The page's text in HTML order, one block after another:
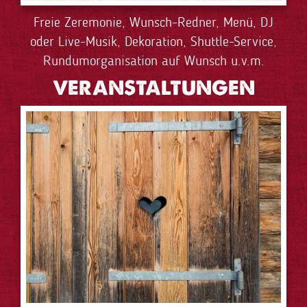
Freie Zeremonie, Wunsch-Redner, Menü, DJ
oder Live-Musik, Dekoration, Shuttle-Service,
Rundumorganisation auf Wunsch u.v.m.
VERANSTALTUNGEN